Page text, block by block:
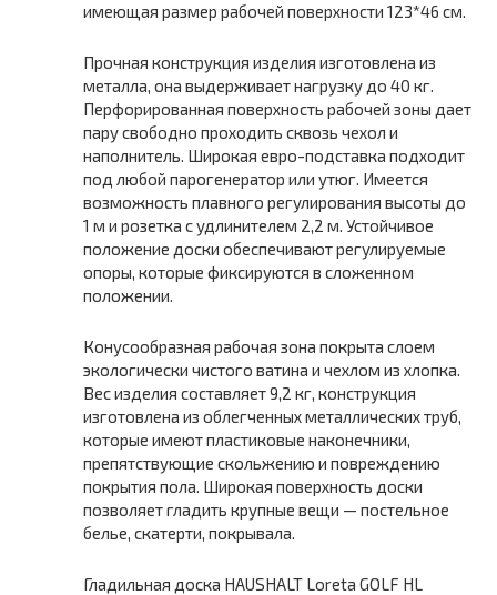
имеющая размер рабочей поверхности 123*46 см.
Прочная конструкция изделия изготовлена из
металла, она выдерживает нагрузку до 40 кг.
Перфорированная поверхность рабочей зоны дает
пару свободно проходить сквозь чехол и
наполнитель. Широкая евро-подставка подходит
под любой парогенератор или утюг. Имеется
возможность плавного регулирования высоты до
1 м и розетка с удлинителем 2,2 м. Устойчивое
положение доски обеспечивают регулируемые
опоры, которые фиксируются в сложенном
положении.
Конусообразная рабочая зона покрыта слоем
экологически чистого ватина и чехлом из хлопка.
Вес изделия составляет 9,2 кг, конструкция
изготовлена из облегченных металлических труб,
которые имеют пластиковые наконечники,
препятствующие скольжению и повреждению
покрытия пола. Широкая поверхность доски
позволяет гладить крупные вещи — постельное
белье, скатерти, покрывала.
Гладильная доска HAUSHALT Loreta GOLF HL